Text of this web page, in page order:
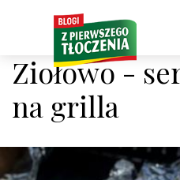
Ziołowo -
na grilla